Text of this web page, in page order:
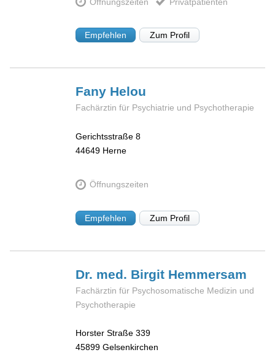
Empfehlen Zum Profil
Fany Helou
Fachärztin für Psychiatrie und Psychotherapie
Gerichtsstraße 8
44649 Herne
Öffnungszeiten
Empfehlen Zum Profil
Dr. med. Birgit Hemmersam
Fachärztin für Psychosomatische Medizin und
Psychotherapie
Horster Straße 339
45899 Gelsenkirchen